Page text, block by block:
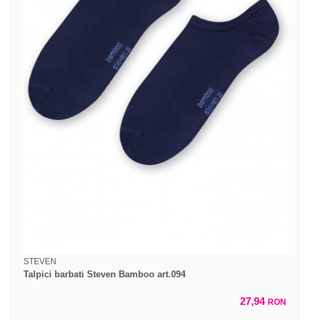
STEVEN
Talpici barbati Steven Bamboo art.094
27,94 RON